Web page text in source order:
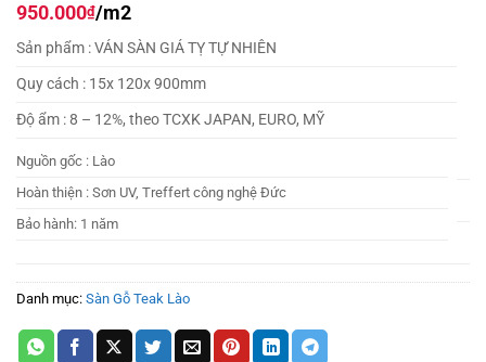
950.000₫/m2
Sản phẩm : VÁN SÀN GIÁ TỴ TỰ NHIÊN
Quy cách : 15x 120x 900mm
Độ ẩm : 8 – 12%, theo TCXK JAPAN, EURO, MỸ
Nguồn gốc : Lào
Hoàn thiện : Sơn UV, Treffert công nghệ Đức
Bảo hành: 1 năm
Danh mục: Sàn Gỗ Teak Lào